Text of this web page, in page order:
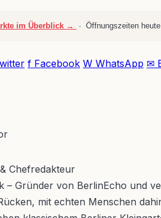
im Überblick → · Öffnungszeiten
f Facebook W WhatsApp ✉
Chefredakteur
– Gründer von BerlinEcho und
mit echten Menschen